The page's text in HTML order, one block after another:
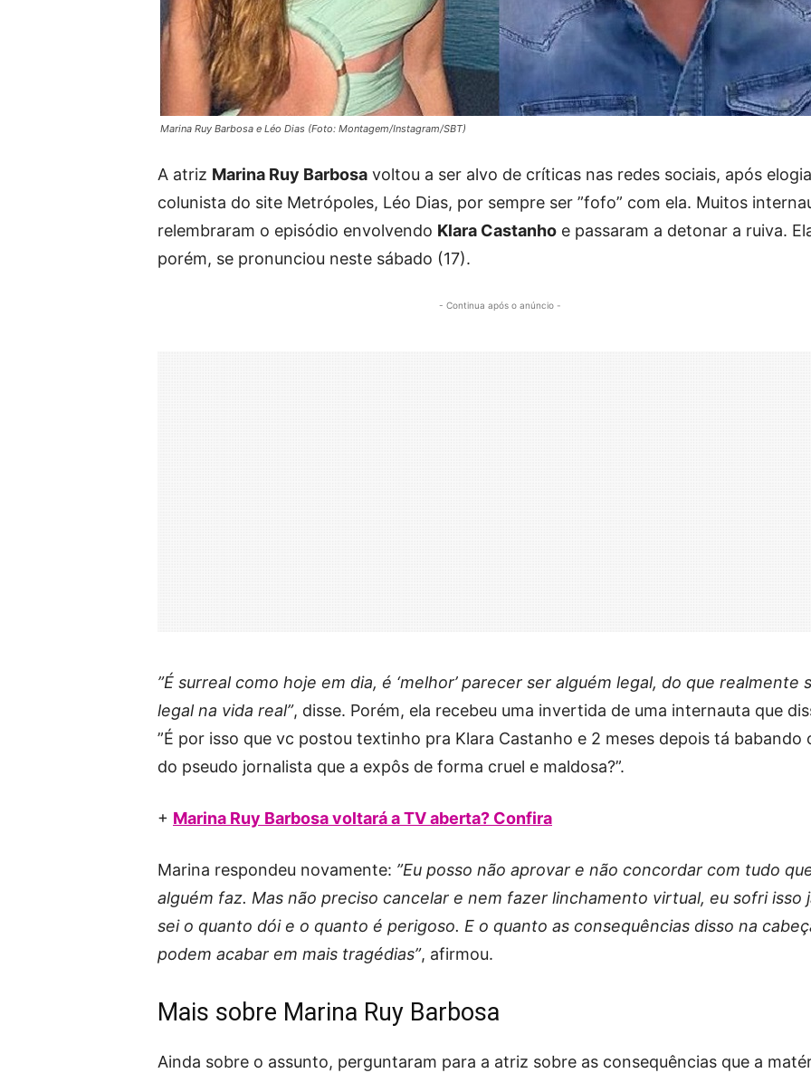
Marina Ruy Barbosa e Léo Dias (Foto: Montagem/Instagram/SBT)
A atriz Marina Ruy Barbosa voltou a ser alvo de críticas nas redes sociais, após
colunista do site Metrópoles, Léo Dias, por sempre ser ”fofo” com ela. Muitos
relembraram o episódio envolvendo Klara Castanho e passaram a detonar a ruiva.
porém, se pronunciou neste sábado (17).
- Continua após o anúncio -
”É surreal como hoje em dia, é ‘melhor’ parecer ser alguém legal, do que realmente
legal na vida real”, disse. Porém, ela recebeu uma invertida de uma internauta que
”É por isso que vc postou textinho pra Klara Castanho e 2 meses depois tá babando
do pseudo jornalista que a expôs de forma cruel e maldosa?”.
+ Marina Ruy Barbosa voltará a TV aberta? Confira
Marina respondeu novamente: ”Eu posso não aprovar e não concordar com tudo
alguém faz. Mas não preciso cancelar e nem fazer linchamento virtual, eu sofri isso
sei o quanto dói e o quanto é perigoso. E o quanto as consequências disso na
podem acabar em mais tragédias”, afirmou.
Mais sobre Marina Ruy Barbosa
Ainda sobre o assunto, perguntaram para a atriz sobre as consequências que a